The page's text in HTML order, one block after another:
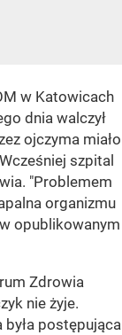
w Katowicach
dnia walczył
ojczyma miało
szpital
"Problemem
organizmu
opublikowanym
Zdrowia
nie żyje.
była postępująca